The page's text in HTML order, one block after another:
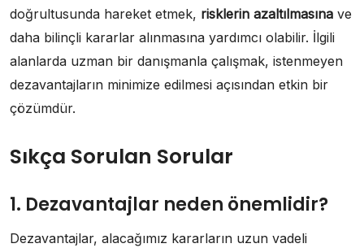
doğrultusunda hareket etmek, risklerin azaltılmasına ve
daha bilinçli kararlar alınmasına yardımcı olabilir. İlgili
alanlarda uzman bir danışmanla çalışmak, istenmeyen
dezavantajların minimize edilmesi açısından etkin bir
çözümdür.
Sıkça Sorulan Sorular
1. Dezavantajlar neden önemlidir?
Dezavantajlar, alacağımız kararların uzun vadeli